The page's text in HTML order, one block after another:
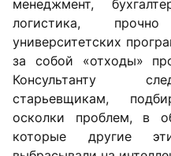
менеджмент,
логистика,
университетских
за собой «отходы»
Консультанту
старьевщикам,
осколки проблем, в
которые другие